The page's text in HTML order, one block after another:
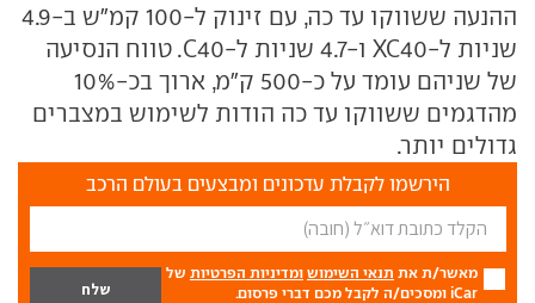
ההנעה ששווקו עד כה, עם זינוק ל-100 קמ"ש ב-4.9
שניות ל-XC40 ו-4.7 שניות ל-C40. טווח הנסיעה
של שניהם עומד על כ-500 ק"מ, ארוך בכ-10%
מהדגמים ששווקו עד כה הודות לשימוש במצברים
גדולים יותר.
הירשמו לקבלת עדכונים ומבצעים בעולם הרכב
מאשר/ת את תנאי השימוש ומדיניות הפרטיות של
iCar ומסכים/ה לקבל מכם דברי פרסום.